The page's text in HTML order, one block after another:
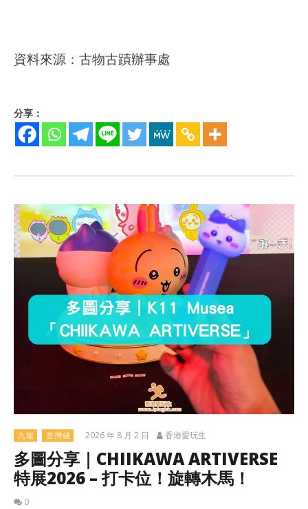
資料來源：古物古蹟辦事處
分享：
九龍 荃灣綫 2026 年 8 月 2 日 香港愛玩生
多圖分享｜CHIIKAWA ARTIVERSE
特展2026 – 打卡位！旋轉木馬！
0